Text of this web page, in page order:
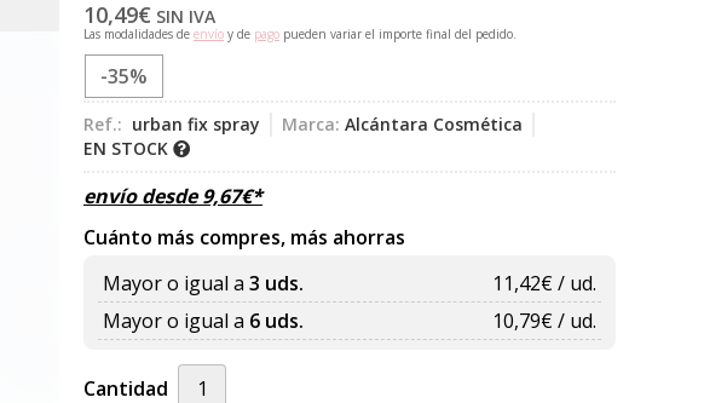
10,49€ SIN IVA
Las modalidades de envío y de pago pueden variar el importe final del pedido.
-35%
Ref.: urban fix spray Marca: Alcántara Cosmética
EN STOCK
envío desde9,67€*
Cuánto más compres, más ahorras
Mayor o igual a 3 uds. 11,42€ / ud.
Mayor o igual a 6 uds. 10,79€ / ud.
Cantidad